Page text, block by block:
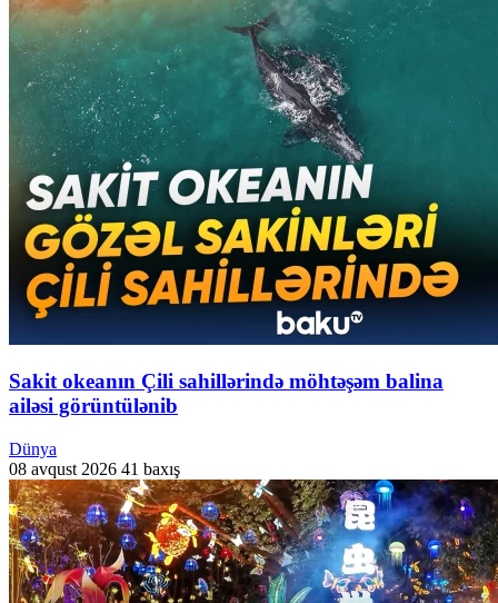
Sakit okeanın Çili sahillərində möhtəşəm balina
ailəsi görüntülənib
Dünya
08 avqust 2026 41 baxış